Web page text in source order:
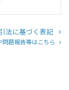
法に基づく表記
題報告等はこちら